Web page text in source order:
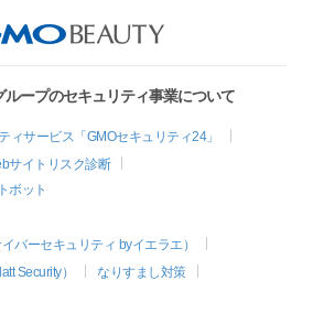
ープのセキュリティ事業について
ィサービス「GMOセキュリティ24」
サイトリスク診断
ボット
バーセキュリティ byイエラエ）
Security）
なりすまし対策